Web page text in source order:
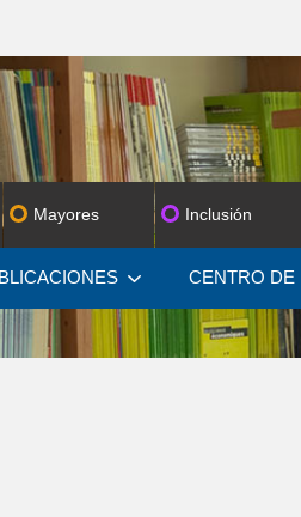
CENTRO DE
Mayores Inclusión